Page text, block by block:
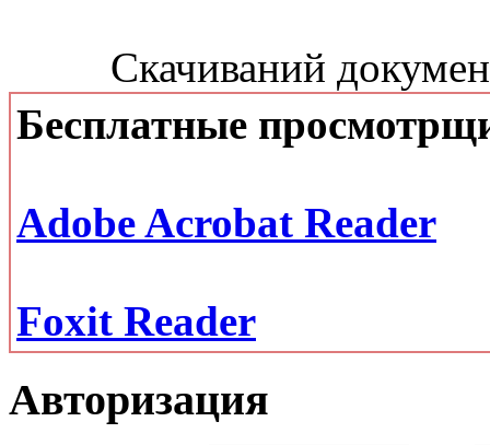
Скачиваний
Бесплатные
Adobe Acrobat Reader
Foxit Reader
Авторизация